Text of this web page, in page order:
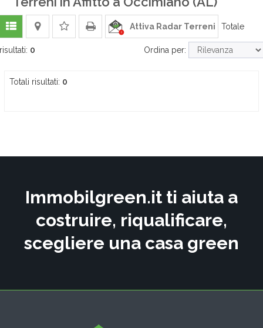
Attiva Radar Terreni Totale
risultati: 0 Ordina per:
Totali risultati: 0
Immobilgreen.it ti aiuta a
costruire, riqualificare,
scegliere una casa green